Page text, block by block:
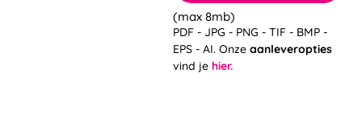
(max 8mb)
PDF - JPG - PNG - TIF - BMP -
EPS - AI. Onze aanleveropties
vind je hier.